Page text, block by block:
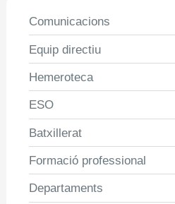
Comunicacions
Equip directiu
Hemeroteca
ESO
Batxillerat
Formació professional
Departaments